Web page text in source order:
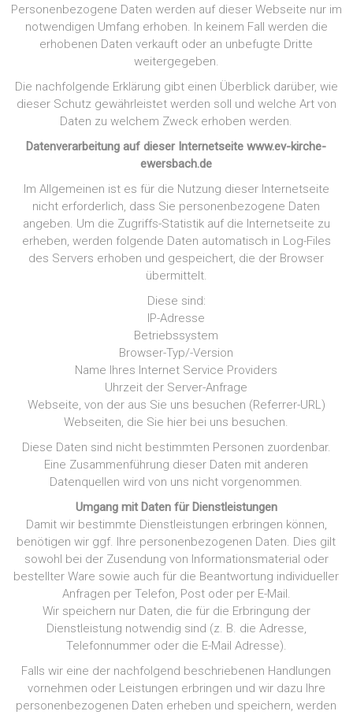
Personenbezogene Daten werden auf dieser Webseite nur im
notwendigen Umfang erhoben. In keinem Fall werden die
erhobenen Daten verkauft oder an unbefugte Dritte
weitergegeben.
Die nachfolgende Erklärung gibt einen Überblick darüber, wie
dieser Schutz gewährleistet werden soll und welche Art von
Daten zu welchem Zweck erhoben werden.
Datenverarbeitung auf dieser Internetseite www.ev-kirche-
ewersbach.de
Im Allgemeinen ist es für die Nutzung dieser Internetseite
nicht erforderlich, dass Sie personenbezogene Daten
angeben. Um die Zugriffs-Statistik auf die Internetseite zu
erheben, werden folgende Daten automatisch in Log-Files
des Servers erhoben und gespeichert, die der Browser
übermittelt.
Diese sind:
IP-Adresse
Betriebssystem
Browser-Typ/-Version
Name Ihres Internet Service Providers
Uhrzeit der Server-Anfrage
Webseite, von der aus Sie uns besuchen (Referrer-URL)
Webseiten, die Sie hier bei uns besuchen.
Diese Daten sind nicht bestimmten Personen zuordenbar.
Eine Zusammenführung dieser Daten mit anderen
Datenquellen wird von uns nicht vorgenommen.
Umgang mit Daten für Dienstleistungen
Damit wir bestimmte Dienstleistungen erbringen können,
benötigen wir ggf. Ihre personenbezogenen Daten. Dies gilt
sowohl bei der Zusendung von Informationsmaterial oder
bestellter Ware sowie auch für die Beantwortung individueller
Anfragen per Telefon, Post oder per E-Mail.
Wir speichern nur Daten, die für die Erbringung der
Dienstleistung notwendig sind (z. B. die Adresse,
Telefonnummer oder die E-Mail Adresse).
Falls wir eine der nachfolgend beschriebenen Handlungen
vornehmen oder Leistungen erbringen und wir dazu Ihre
personenbezogenen Daten erheben und speichern, werden